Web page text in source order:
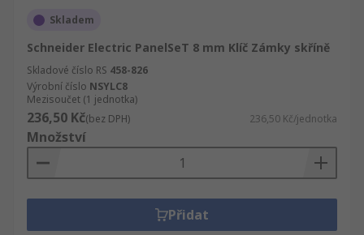
Skladem
Schneider Electric PanelSeT 8 mm Klíč Zámky skříně
Skladové číslo RS 458-826
Výrobní číslo NSYLC8
Mezisoučet (1 jednotka)
236,50 Kč(bez DPH) 236,50 Kč/jednotka
Množství
Přidat